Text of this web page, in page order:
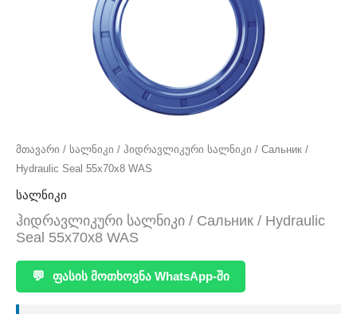
მთავარი / სალნიკი / ჰიდრავლიკური სალნიკი / Сальник /
Hydraulic Seal 55x70x8 WAS
სალნიკი
ჰიდრავლიკური სალნიკი / Сальник / Hydraulic
Seal 55x70x8 WAS
💬 ფასის მოთხოვნა WhatsApp-ში